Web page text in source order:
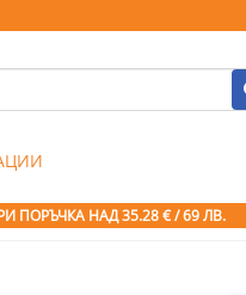
ПОРЪЧКА НАД 35.28 € / 69 ЛВ.